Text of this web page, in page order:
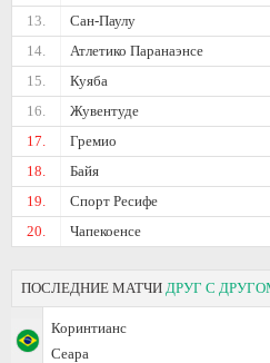
13.
Сан-Паулу
14.
Атлетико Паранаэнсе
15.
Куяба
16.
Жувентуде
17.
Гремио
18.
Байя
19.
Спорт Ресифе
20.
Чапекоенсе
ПОСЛЕДНИЕ МАТЧИ ДРУГ С
Коринтианс
Сеара